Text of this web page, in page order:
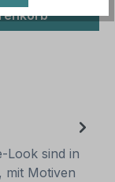
Look sind in
mit Motiven